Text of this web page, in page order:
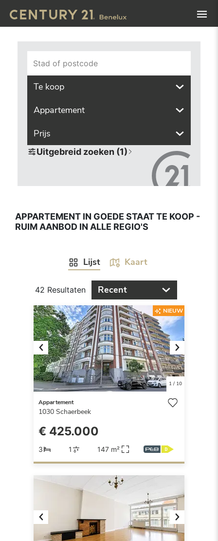
Stad of postcode
Te koop
Appartement
Prijs
Uitgebreid zoeken (1)
APPARTEMENT IN GOEDE STAAT TE KOOP -
RUIM AANBOD IN ALLE REGIO'S
Lijst Kaart
42 Resultaten Recent
Previous Next
1/ 10
NIEUW
Appartement
1030 Schaerbeek
€ 425.000
3 1 147 m²
Previous Next